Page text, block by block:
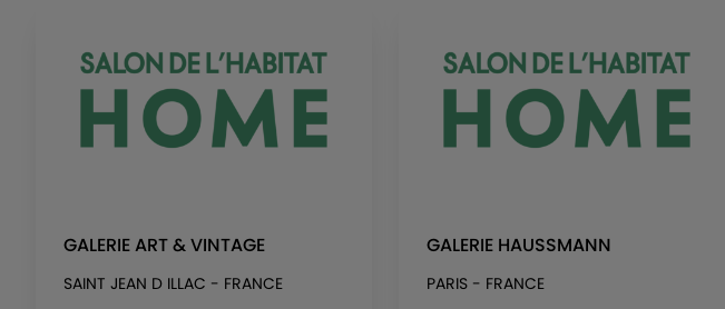
GALERIE ART & VINTAGE
SAINT JEAN D ILLAC - FRANCE
GALERIE HAUSSMANN
PARIS - FRANCE